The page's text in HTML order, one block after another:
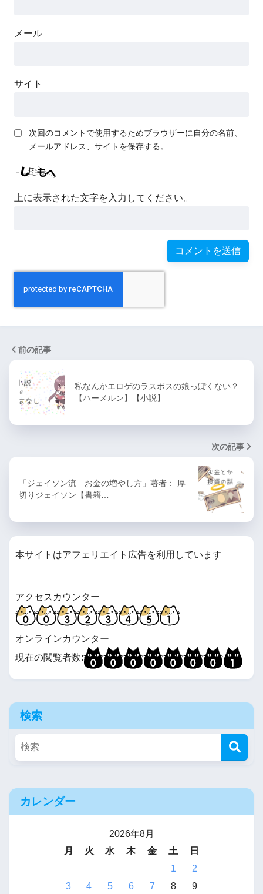
メール
サイト
次回のコメントで使用するためブラウザーに自分の名前、
メールアドレス、サイトを保存する。
上に表示された文字を入力してください。
前の記事
私なんかエロゲのラスボスの娘っぽくない？
【ハーメルン】【小説】
次の記事
「ジェイソン流 お金の増やし方」著者： 厚
切りジェイソン【書籍…
本サイトはアフェリエイト広告を利用しています
アクセスカウンター
オンラインカウンター
現在の閲覧者数:
検索
カレンダー
2026年8月
月
火 水 木 金 土
日
1
2
3
4 5 6 7 8
9